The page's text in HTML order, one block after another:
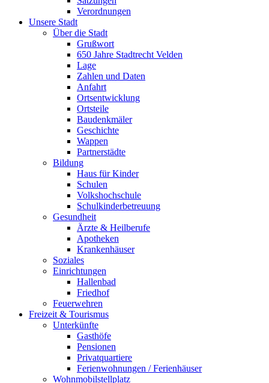
Verordnungen
Unsere Stadt
Über die Stadt
Grußwort
650 Jahre Stadtrecht Velden
Lage
Zahlen und Daten
Anfahrt
Ortsentwicklung
Ortsteile
Baudenkmäler
Geschichte
Wappen
Partnerstädte
Bildung
Haus für Kinder
Schulen
Volkshochschule
Schulkinderbetreuung
Gesundheit
Ärzte & Heilberufe
Apotheken
Krankenhäuser
Soziales
Einrichtungen
Hallenbad
Friedhof
Feuerwehren
Freizeit & Tourismus
Unterkünfte
Gasthöfe
Pensionen
Privatquartiere
Ferienwohnungen / Ferienhäuser
Wohnmobilstellplatz